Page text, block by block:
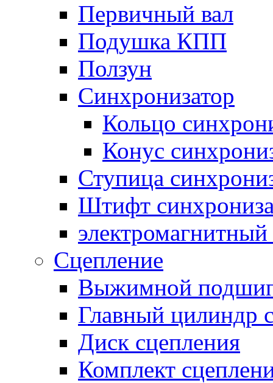
Первичный вал
Подушка КПП
Ползун
Синхронизатор
Кольцо
Конус
Ступица
Штифт
электромагнитный
Сцепление
Выжимной
Главный цилиндр
Диск сцепления
Комплект